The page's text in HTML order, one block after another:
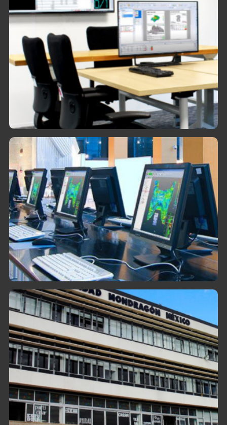
Ofrecemos talleres en GD&T, MSA, evaluación
de la incertidumbre y estadísticas para
sistemas de medición.
Webinars
Organizamos webinars gratuitos con
temáticas seleccionadas según los intereses
de nuestros clientes y aplicaciones
concretas de nuestras soluciones.
Diplomado Metrología
Metalmecánica
En conjunto con la Universidad MONDRAGÓN
México, este diplomado inicia su primera
edición en 2024.